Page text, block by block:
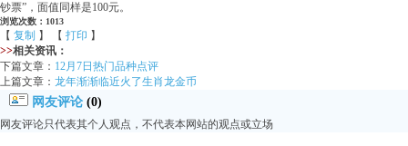
钞票”，面值同样是100元。
浏览次数：1013
【 复制 】 【 打印 】
>>相关资讯：
下篇文章： 12月7日热门品种点评
上篇文章： 龙年渐渐临近火了生肖龙金币
网友评论 (0)
网友评论只代表其个人观点，不代表本网站的观点或立场